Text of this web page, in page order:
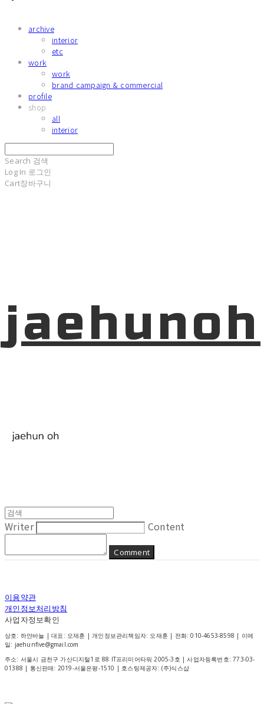
archive
interior
etc
work
work
brand campaign & commercial
profile
shop
all
interior
Search 검색
Log In 로그인
Cart장바구니
jaehunoh
Writer Content
Comment
이용약관
개인정보처리방침
사업자정보확인
상호: 하얀바늘 | 대표: 오재훈 | 개인정보관리책임자: 오재훈 | 전화: 010-4653-8598 | 이메
일: jaehunfive@gmail.com
주소: 서울시 금천구 가산디지털1로 88 IT프리미어타워 2005-3호 | 사업자등록번호:773-03-
01388 | 통신판매: 2019-서울은평-1510 | 호스팅제공자: (주)식스샵